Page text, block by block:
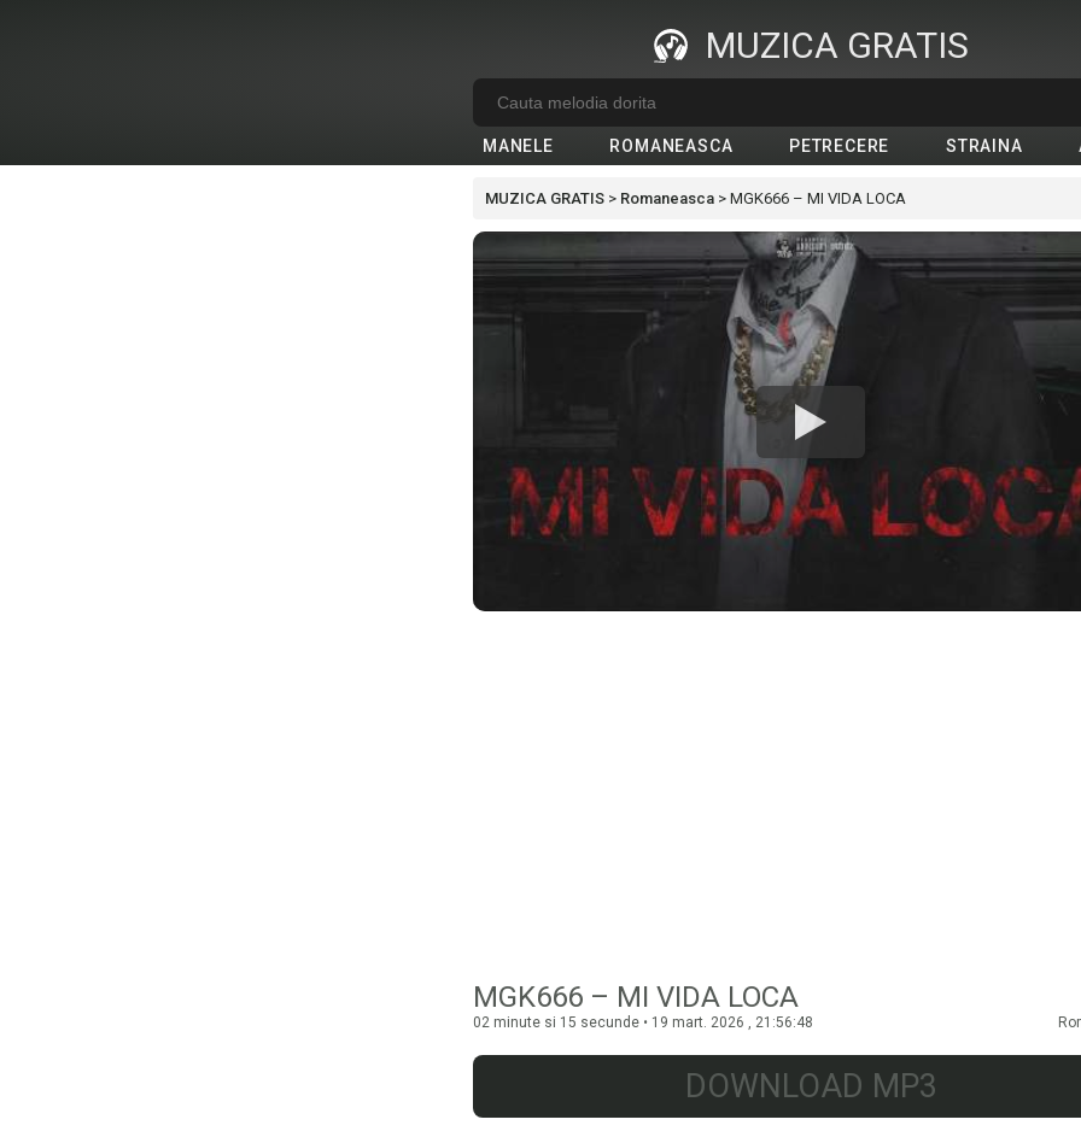
MUZICA GRATIS
MANELE ROMANEASCA PETRECERE STRAINA
MUZICA GRATIS > Romaneasca > MGK666 – MI VIDA LOCA
MGK666 – MI VIDA LOCA
02 minute si 15 secunde • 19 mart. 2026 , 21:56:48
DOWNLOAD MP3